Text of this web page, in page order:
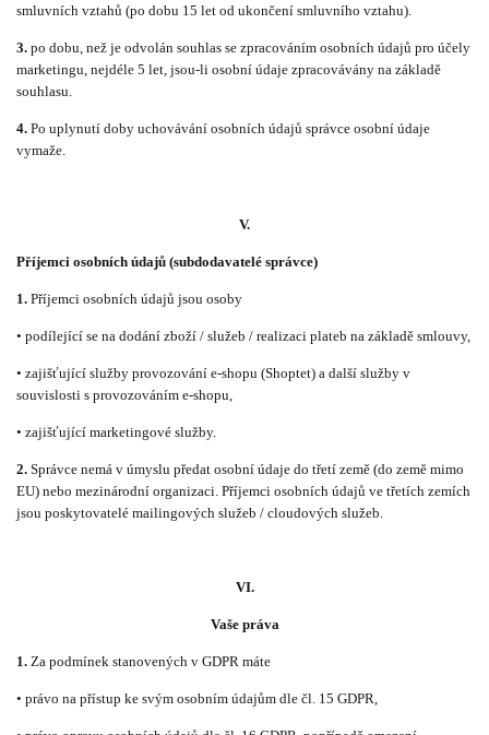
smluvních vztahů (po dobu 15 let od ukončení smluvního vztahu).
3. po dobu, než je odvolán souhlas se zpracováním osobních údajů pro účely
marketingu, nejdéle 5 let, jsou-li osobní údaje zpracovávány na základě
souhlasu.
4. Po uplynutí doby uchovávání osobních údajů správce osobní údaje
vymaže.
V.
Příjemci osobních údajů (subdodavatelé správce)
1. Příjemci osobních údajů jsou osoby
• podílející se na dodání zboží / služeb / realizaci plateb na základě smlouvy,
• zajišťující služby provozování e-shopu (Shoptet) a další služby v
souvislosti s provozováním e-shopu,
• zajišťující marketingové služby.
2. Správce nemá v úmyslu předat osobní údaje do třetí země (do země mimo
EU) nebo mezinárodní organizaci. Příjemci osobních údajů ve třetích zemích
jsou poskytovatelé mailingových služeb / cloudových služeb.
VI.
Vaše práva
1. Za podmínek stanovených v GDPR máte
• právo na přístup ke svým osobním údajům dle čl. 15 GDPR,